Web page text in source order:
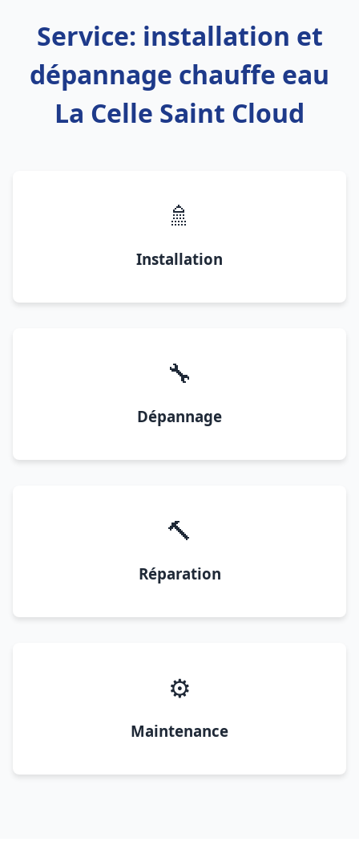
Service: installation et
dépannage chauffe eau
La Celle Saint Cloud
🚿
Installation
🔧
Dépannage
🔨
Réparation
⚙️
Maintenance